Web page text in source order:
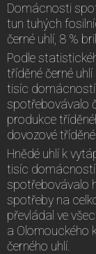
Domácnosti
tun tuhých
černé uhlí, 8 %
Podle
tříděné černé
tisíc
spotřebovávalo
produkce
dovozové tříděné
Hnědé uhlí k
tisíc
spotřebovávalo
spotřeby na
převládal ve
a Olomouckého
černého uhlí.